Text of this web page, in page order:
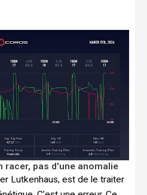
racer, pas d'une anomalie
Lutkenhaus, est de le traiter